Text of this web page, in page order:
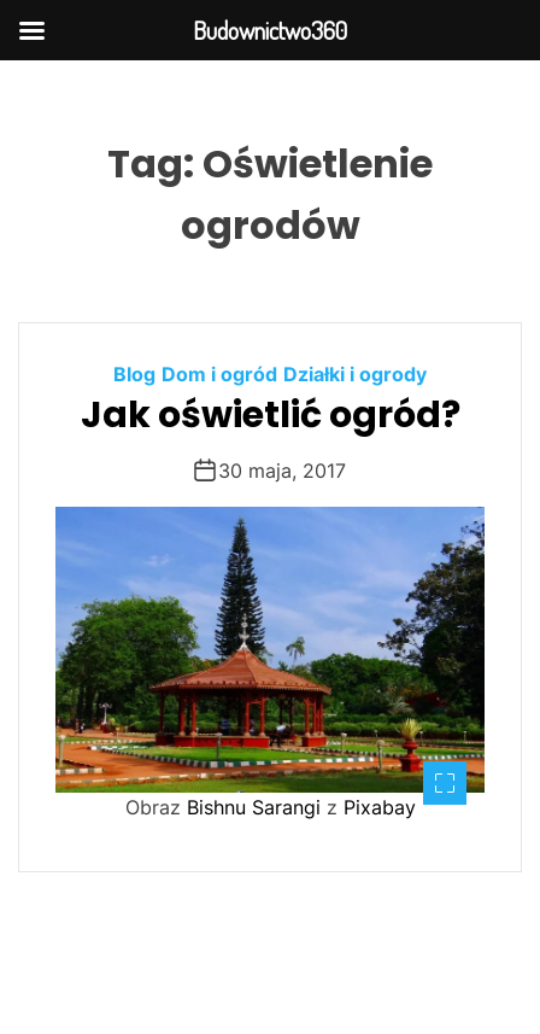
Tag: Oświetlenie
ogrodów
Blog Dom i ogród Działki i ogrody
Jak oświetlić ogród?
30 maja, 2017
Obraz Bishnu Sarangi z Pixabay
Budownictwo360